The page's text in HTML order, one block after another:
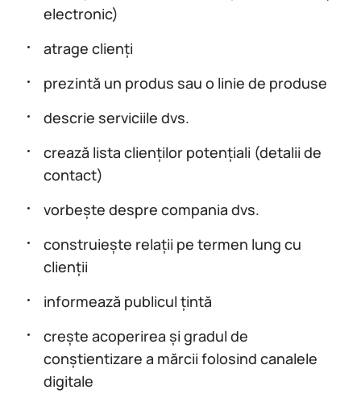
electronic)
atrage clienți
prezintă un produs sau o linie de produse
descrie serviciile dvs.
crează lista clienților potențiali (detalii de
contact)
vorbește despre compania dvs.
construiește relații pe termen lung cu
clienții
informează publicul țintă
crește acoperirea și gradul de
conștientizare a mărcii folosind canalele
digitale